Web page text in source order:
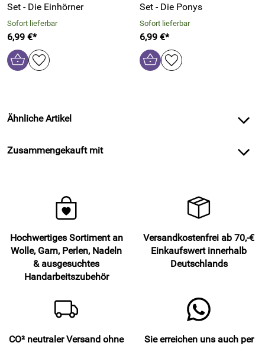
Set - Die Einhörner
Sofort lieferbar
6,99 €*
Set - Die Ponys
Sofort lieferbar
6,99 €*
Ähnliche Artikel
Zusammengekauft mit
Hochwertiges Sortiment an
Wolle, Garn, Perlen, Nadeln
& ausgesuchtes
Handarbeitszubehör
Versandkostenfrei ab 70,-€
Einkaufswert innerhalb
Deutschlands
CO² neutraler Versand ohne
Sie erreichen uns auch per